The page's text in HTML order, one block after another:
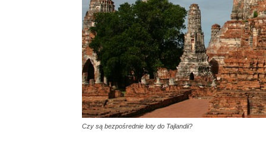
Czy są bezpośrednie loty do Tajlandii?